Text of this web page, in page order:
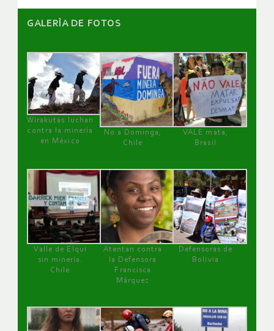
GALERÌA DE FOTOS
Wirakutas luchan
contra la minería
en México
No a Dominga,
Chile
VALE mata,
Brasil
Valle de Elqui
sin minería.
Chile
Atentan contra
la Defensora
Francisca
Márquez
Defensoras de
Bolivia